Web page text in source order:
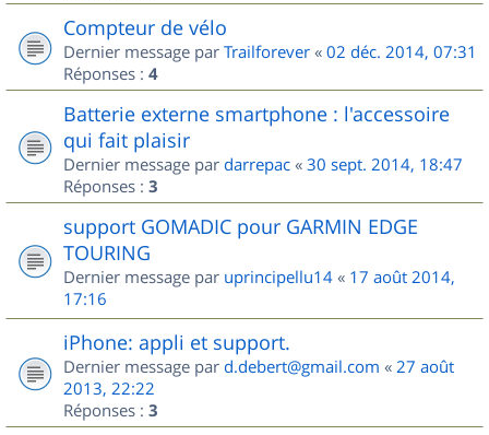
Compteur de vélo
Dernier message par Trailforever « 02 déc. 2014, 07:31
Réponses : 4
Batterie externe smartphone : l'accessoire
qui fait plaisir
Dernier message par darrepac « 30 sept. 2014, 18:47
Réponses : 3
support GOMADIC pour GARMIN EDGE
TOURING
Dernier message par uprincipellu14 « 17 août 2014,
17:16
iPhone: appli et support.
Dernier message par d.debert@gmail.com « 27 août
2013, 22:22
Réponses : 3